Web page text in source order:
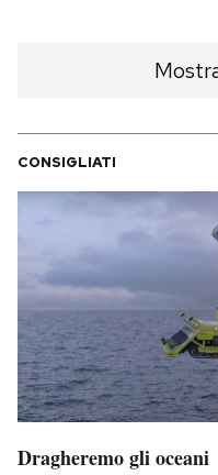
CONSIGLIATI
Dragheremo gli oceani